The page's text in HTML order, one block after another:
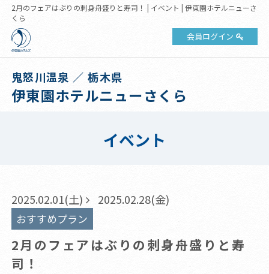
2月のフェアはぶりの刺身舟盛りと寿司！ | イベント | 伊東園ホテルニューさ
くら
会員ログイン
鬼怒川温泉 ／ 栃木県
伊東園ホテルニューさくら
イベント
2025.02.01(土) 2025.02.28(金)
おすすめプラン
2月のフェアはぶりの刺身舟盛りと寿
司！